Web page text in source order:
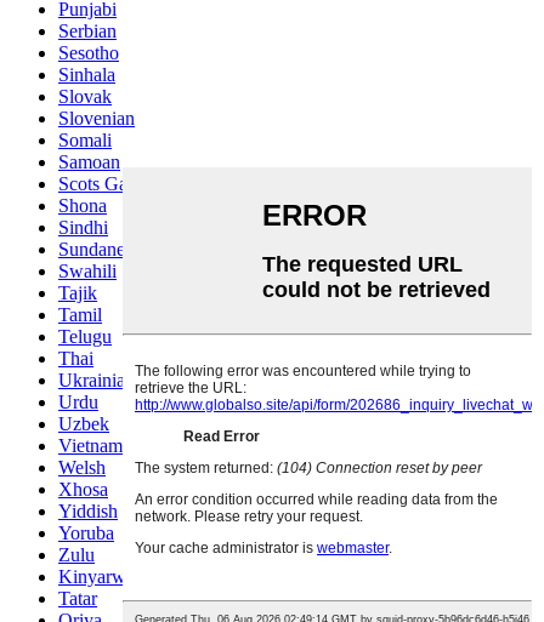
Punjabi
Serbian
Sesotho
Sinhala
Slovak
Slovenian
Somali
Samoan
Scots Gaelic
Shona
Sindhi
Sundanese
Swahili
Tajik
Tamil
Telugu
Thai
Ukrainian
Urdu
Uzbek
Vietnamese
Welsh
Xhosa
Yiddish
Yoruba
Zulu
Kinyarwanda
Tatar